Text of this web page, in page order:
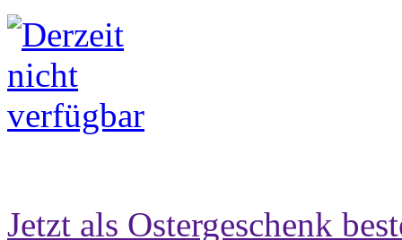
Jetzt als Ostergeschenk